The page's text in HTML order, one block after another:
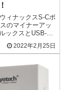
ィナックスS-Cポ
のマイナーアッ
ックスとUSB-C
2022年2月25日